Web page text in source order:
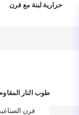
حرارية لبنة مع فرن
طوب النار
فرن